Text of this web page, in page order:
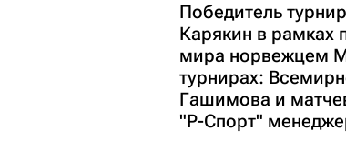
Победитель
Карякин в рамках
мира норвежцем
турнирах:
Гашимова и
"Р-Спорт"